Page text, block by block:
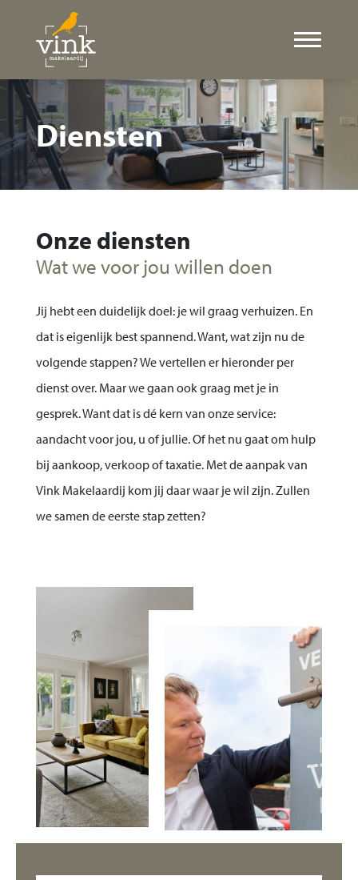
Diensten
Onze diensten
Wat we voor jou willen doen
Jij hebt een duidelijk doel: je wil graag verhuizen. En
dat is eigenlijk best spannend. Want, wat zijn nu de
volgende stappen? We vertellen er hieronder per
dienst over. Maar we gaan ook graag met je in
gesprek. Want dat is dé kern van onze service:
aandacht voor jou, u of jullie. Of het nu gaat om hulp
bij aankoop, verkoop of taxatie. Met de aanpak van
Vink Makelaardij kom jij daar waar je wil zijn. Zullen
we samen de eerste stap zetten?